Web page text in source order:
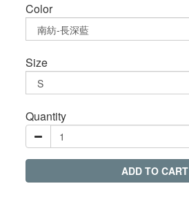
Color
Size
Quantity
ADD TO CART